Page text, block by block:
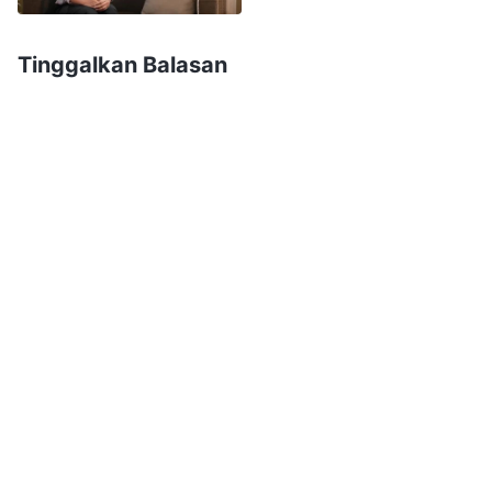
mereka memintaku untuk menuliskan evaluasi
tentang dia. Aku sangat senang, dan ingin
Tinggalkan Balasan